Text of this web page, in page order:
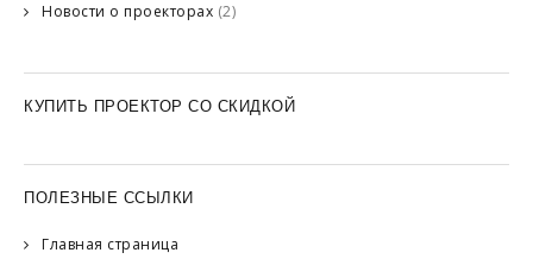
Новости о проекторах (2)
КУПИТЬ ПРОЕКТОР СО СКИДКОЙ
ПОЛЕЗНЫЕ ССЫЛКИ
Главная страница